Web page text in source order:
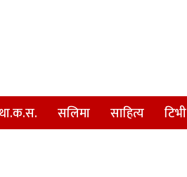
था.क.स. सलिमा साहित्य टिभी